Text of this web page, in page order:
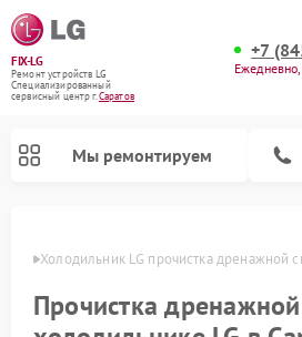
FIX-LG
Ремонт устройств LG
Специализированный
cервисный центр г.Саратов
+7
Мы ремонтируем
Холодильник LG прочистка дренажной
Прочистка